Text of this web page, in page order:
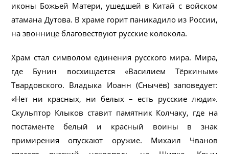
иконы Божьей Матери, ушедшей в Китай с войском
атамана Дутова. В храме горит паникадило из России,
на звоннице благовествуют русские колокола.
Храм стал символом единения русского мира. Мира,
где Бунин восхищается «Василием Тёркиным»
Твардовского. Владыка Иоанн (Снычёв) заповедует:
«Нет ни красных, ни белых – есть русские люди».
Скульптор Клыков ставит памятник Колчаку, где на
постаменте белый и красный воины в знак
примирения опускают оружие. Михаил Чванов